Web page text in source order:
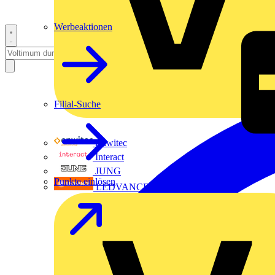
Enwitec
Interact
JUNG
LEDVANCE
Werbeaktionen
Filial-Suche
Punkte einlösen